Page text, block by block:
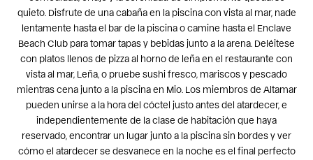
quieto. Disfrute de una cabaña en la piscina con vista al mar, nade
lentamente hasta el bar de la piscina o camine hasta el Enclave
Beach Club para tomar tapas y bebidas junto a la arena. Deléitese
con platos llenos de pizza al horno de leña en el restaurante con
vista al mar, Leña, o pruebe sushi fresco, mariscos y pescado
mientras cena junto a la piscina en Mio. Los miembros de Altamar
pueden unirse a la hora del cóctel justo antes del atardecer, e
independientemente de la clase de habitación que haya
reservado, encontrar un lugar junto a la piscina sin bordes y ver
cómo el atardecer se desvanece en la noche es el final perfecto